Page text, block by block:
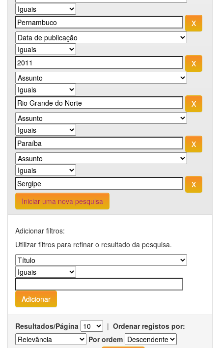
Iniciar uma nova pesquisa
Adicionar filtros:
Utilizar filtros para refinar o resultado da pesquisa.
Resultados/Página | Ordenar registos por:
Por ordem